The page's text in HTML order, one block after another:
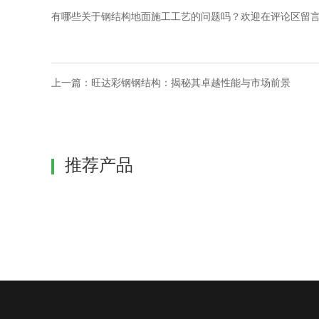
有哪些关于钢结构地面施工工艺的问题吗？欢迎在评论区留
上一篇： 旺达彩钢钢结构：揭秘其卓越性能与市场前景
推荐产品